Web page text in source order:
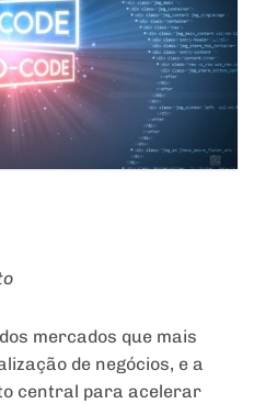
mercados que mais
de negócios, e a
central para acelerar